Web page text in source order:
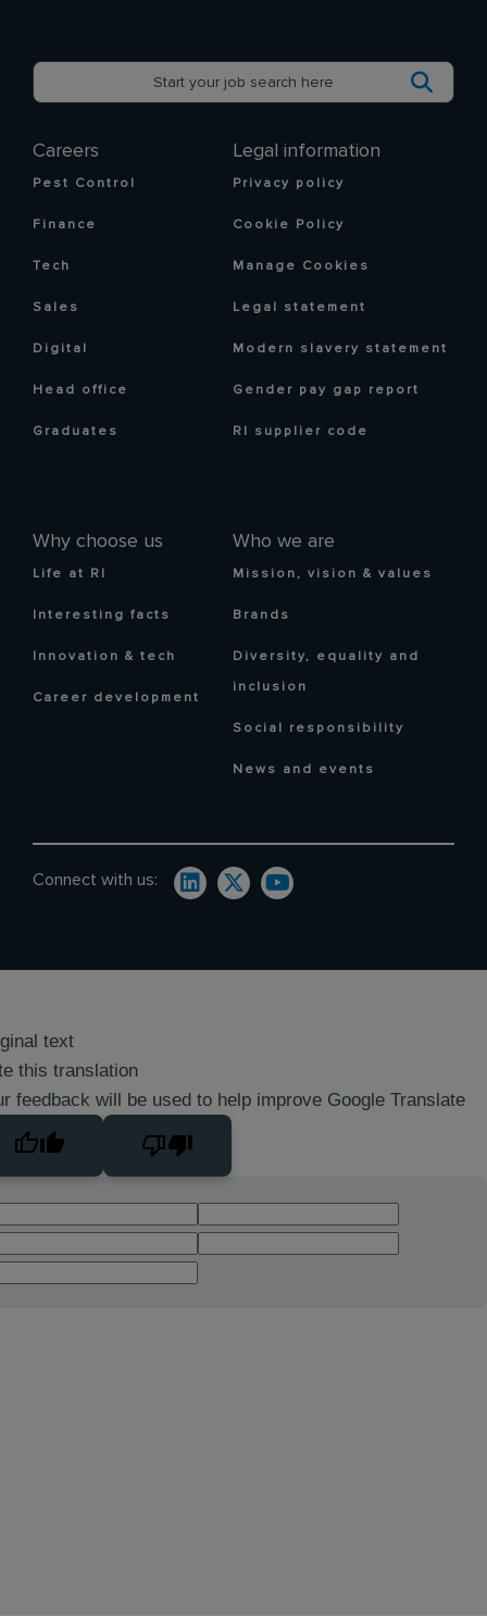
Careers
Pest Control
Finance
Tech
Sales
Digital
Head office
Graduates
Why choose us
Life at RI
Interesting facts
Innovation & tech
Career development
Who we are
Mission, vision & values
Brands
Diversity, equality and
inclusion
Social responsibility
News and events
Legal information
Privacy policy
Cookie Policy
Manage Cookies
Legal statement
Modern slavery statement
Gender pay gap report
RI supplier code
Connect with us:
text
this translation
feedback will be used to help improve Google Translate